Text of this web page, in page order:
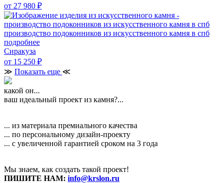
от 27 980 ₽
производство подоконников из искусственного камня в спб
подробнее
Сиракуза
от 15 250 ₽
≫ Показать еще ≪
какой он...
ваш идеальный проект из камня?...
... из материала премиального качества
... по персональному дизайн-проекту
... с увеличенной гарантией сроком на 3 года
Мы знаем, как создать такой проект!
ПИШИТЕ НАМ: info@krslon.ru